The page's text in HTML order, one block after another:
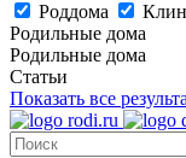
Роддома
Родильные дома
Родильные дома
Статьи
Показать все